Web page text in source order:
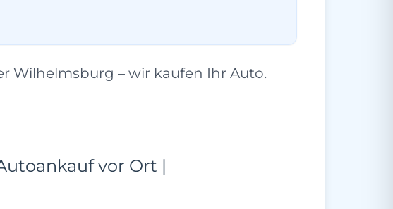
Wilhelmsburg – wir kaufen Ihr Auto.
vor Ort |